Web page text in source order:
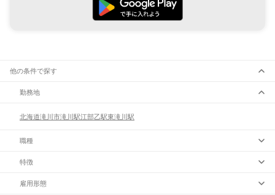
他の条件で探す
勤務地
北海道滝川市滝川駅江部乙駅東滝川駅
職種
特徴
雇用形態